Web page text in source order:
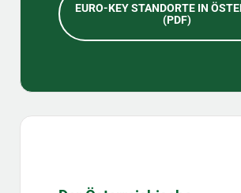
EURO-KEY STANDORTE IN
(PDF)